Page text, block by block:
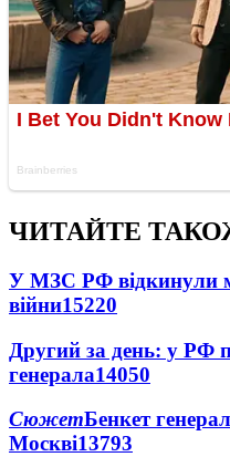
ЧИТАЙТЕ
У МЗС РФ відкинули
війни15220
Другий за день: у РФ
генерала14050
СюжетБенкет
Москві13793